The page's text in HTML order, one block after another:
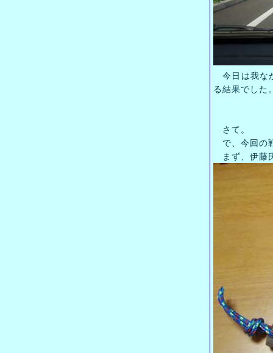
今日は我な
る結果でした
さて。
で、今回の
まず、伊藤